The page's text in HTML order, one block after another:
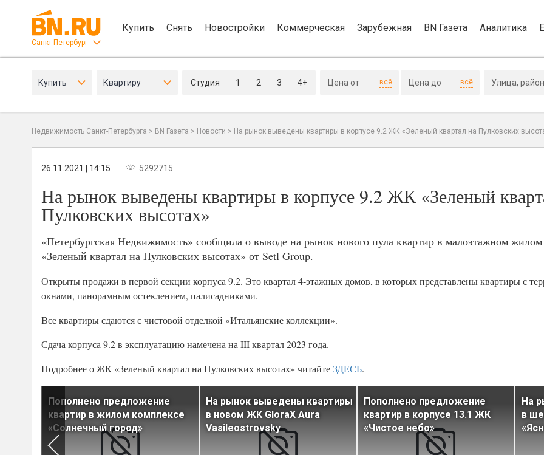
Санкт-Петербург
Купить Снять Новостройки Коммерческая Зарубежная BN Газета Аналитика
Купить Квартиру Студия 1 2 3 4+ всё всё
Недвижимость Санкт-Петербурга > BN Газета > Новости > На рынок выведены квартиры в корпусе 9.2 ЖК «Зеленый квартал на Пулковских
26.11.2021 | 14:15 5292715
На рынок выведены квартиры в корпусе 9.2 ЖК «Зеленый
Пулковских высотах»
«Петербургская Недвижимость» сообщила о выводе на рынок нового пула квартир в малоэтажном
«Зеленый квартал на Пулковских высотах» от Setl Group.
Открыты продажи в первой секции корпуса 9.2. Это квартал 4-этажных домов, в которых представлены квартиры с
окнами, панорамным остеклением, палисадниками.
Все квартиры сдаются с чистовой отделкой «Итальянские коллекции».
Сдача корпуса 9.2 в эксплуатацию намечена на III квартал 2023 года.
Подробнее о ЖК «Зеленый квартал на Пулковских высотах» читайтеЗДЕСЬ.
Пополнено предложение
квартир в жилом комплексе
«Солнечный город»
На рынок выведены квартиры
в новом ЖК GloraX Aura
Vasileostrovsky
Пополнено предложение
квартир в корпусе 13.1 ЖК
«Чистое небо»
На
в